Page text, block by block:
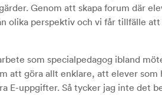
Genom att skapa forum där
olika perspektiv och vi får tillfälle att
som specialpedagog ibland
att göra allt enklare, att elever som
E-uppgifter. Så tycker jag inte det